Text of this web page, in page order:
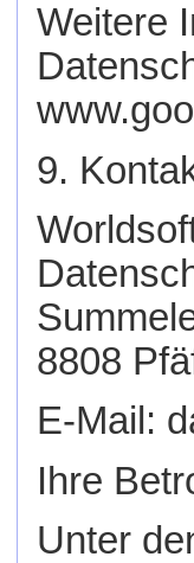
Weitere
9.
8808
E-Mail:
Ihre
Unter